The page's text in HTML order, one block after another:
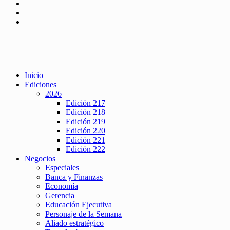
Inicio
Ediciones
2026
Edición 217
Edición 218
Edición 219
Edición 220
Edición 221
Edición 222
Negocios
Especiales
Banca y Finanzas
Economía
Gerencia
Educación Ejecutiva
Personaje de la Semana
Aliado estratégico